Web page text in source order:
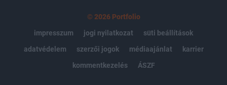
© 2026 Portfolio
impresszum
jogi nyilatkozat
süti beállítások
adatvédelem
szerzői jogok médiaajánlat
karrier
kommentkezelés
ÁSZF